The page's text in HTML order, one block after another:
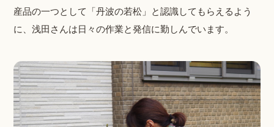
産品の一つとして「丹波の若松」と認識してもらえるよう
に、浅田さんは日々の作業と発信に勤しんでいます。